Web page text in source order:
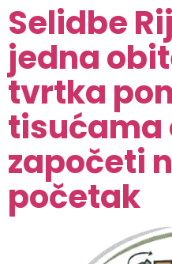
Selidbe
jedna
tvrtka
tisućama
započeti
početak